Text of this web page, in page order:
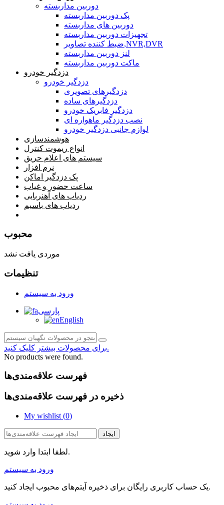
دوربین مداربسته
پک دوربین مداربسته
دوربین های مداربسته
تجهیزات دوربین مداربسته
ضبط کننده تصاویر,NVR,DVR
لنز دوربین مداربسته
ماکت دوربین مداربسته
دزدگیر خودرو
دزدگیر خودرو
دزدگیرهای تصویری
دزدگیرهای ساده
دزدگیر فابریک خودرو
نصب دزدگیر ماهواره ای
لوازم جانبی دزدگیر خودرو
هوشمندسازی
انواع ریموت کنترل
سیستم های اعلام حریق
نرم افزار
پک دزدگیر اماکن
ساعت حضور و غیاب
ردیاب های آهنربایی
ردیاب های باسیم
محبوب
موردی یافت نشد
تنظیمات
ورود به سیستم
پارسی
English
برای محصولات بیشتر کلیک کنید.
No products were found.
فهرست علاقه‌مندی‌ها
ذخیره در فهرست علاقه‌مندی‌ها
My wishlist (0)
ایجاد
لطفا ابتدا وارد شوید.
ورود به سیستم
یک حساب کاربری رایگان برای ذخیره آیتم‌های محبوب ایجاد کنید.